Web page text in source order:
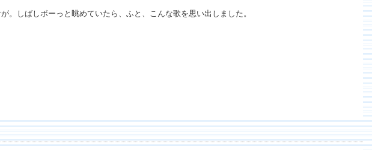
しばしボーっと眺めていたら、ふと、こんな歌を思い出しました。